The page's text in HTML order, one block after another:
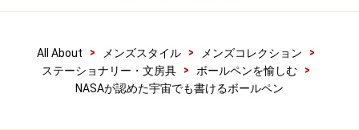
All About > メンズスタイル > メンズコレクション
>
ステーショナリー・文房具
> ボールペンを愉しむ
>
NASAが認めた宇宙でも書けるボールペン